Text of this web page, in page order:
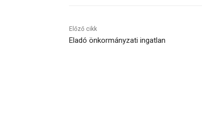
Előző cikk
Eladó önkormányzati ingatlan